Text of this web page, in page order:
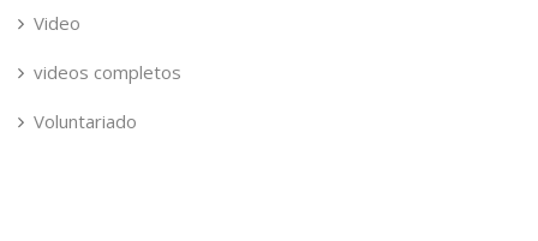
Video
videos completos
Voluntariado